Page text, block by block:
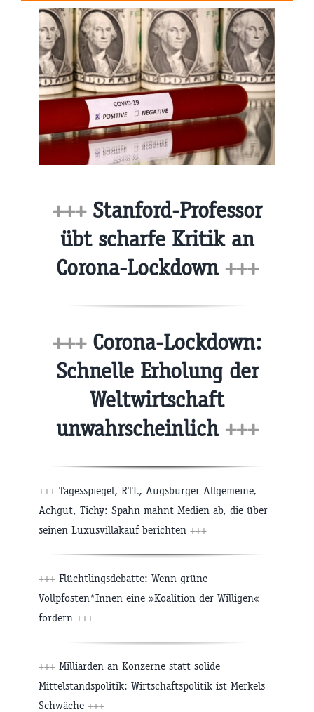
+++Stanford-Professor
übt scharfe Kritik an
Corona-Lockdown +++
+++Corona-Lockdown:
Schnelle Erholung der
Weltwirtschaft
unwahrscheinlich +++
+++ Tagesspiegel, RTL, Augsburger Allgemeine,
Achgut, Tichy: Spahn mahnt Medien ab, die über
seinen Luxusvillakauf berichten +++
+++ Flüchtlingsdebatte: Wenn grüne
Vollpfosten*Innen eine »Koalition der Willigen«
fordern +++
+++ Milliarden an Konzerne statt solide
Mittelstandspolitik: Wirtschaftspolitik ist Merkels
Schwäche +++